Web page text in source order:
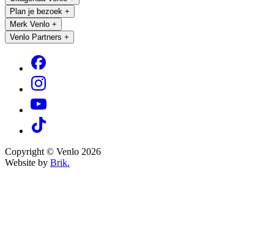
Plan je bezoek +
Merk Venlo +
Venlo Partners +
Copyright © Venlo 2026
Website by Brik.